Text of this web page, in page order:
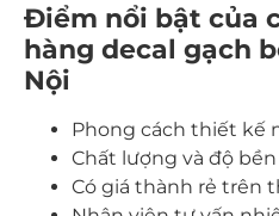
Điểm nổi bật của
hàng decal gạch
Nội
Phong cách thiết kế
Chất lượng và độ bền
Có giá thành rẻ trên